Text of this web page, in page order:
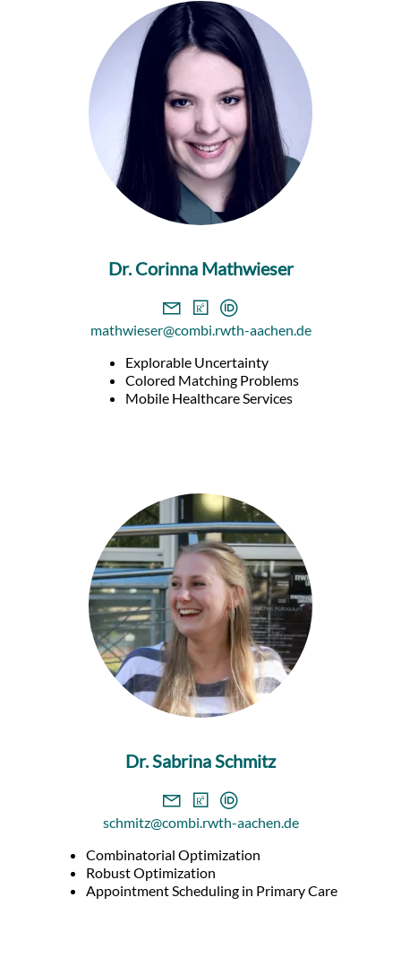
Dr. Corinna Mathwieser
mathwieser@combi.rwth-aachen.de
Explorable Uncertainty
Colored Matching Problems
Mobile Healthcare Services
Dr. Sabrina Schmitz
schmitz@combi.rwth-aachen.de
Combinatorial Optimization
Robust Optimization
Appointment Scheduling in Primary Care